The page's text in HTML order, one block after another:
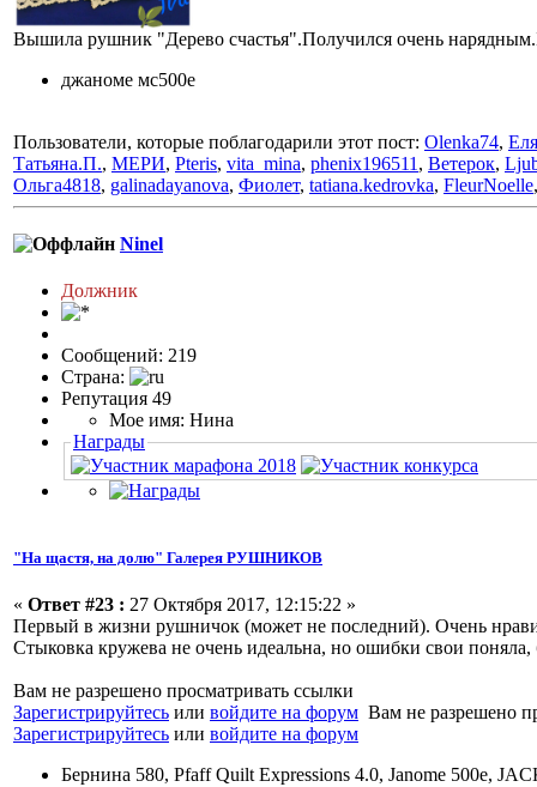
Вышила рушник "Дерево счастья".Получился очень
джаноме мс500е
Пользователи, которые поблагодарили этот пост: Olenka74, Еля
Татьяна.П., МЕРИ, Pteris, vita_mina, phenix196511 , Ветерок,
Ольга4818, galinadayanova, Фиолет, tatiana.kedrovka, FleurNoelle
Ninel
Должник
Сообщений: 219
Страна:
Репутация 49
Мое имя: Нина
Награды
"На щастя, на долю" Галерея РУШНИКОВ
« Ответ #23 : 27 Октября 2017, 12:15:22 »
Первый в жизни рушничок (может не последний). Очень
Стыковка кружева не очень идеальна, но ошибки свои
Вам не разрешено просматривать ссылки
Зарегистрируйтесь или войдите на форум Вам не разрешено
Зарегистрируйтесь или войдите на форум
Бернина 580, Pfaff Quilt Expressions 4.0, Janome 500e,